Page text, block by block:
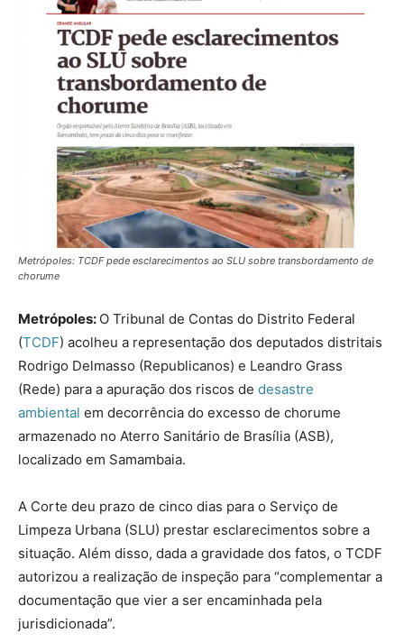
Metrópoles: TCDF pede esclarecimentos ao SLU sobre transbordamento de
chorume
Metrópoles: O Tribunal de Contas do Distrito Federal
(TCDF) acolheu a representação dos deputados distritais
Rodrigo Delmasso (Republicanos) e Leandro Grass
(Rede) para a apuração dos riscos de desastre
ambiental em decorrência do excesso de chorume
armazenado no Aterro Sanitário de Brasília (ASB),
localizado em Samambaia.
A Corte deu prazo de cinco dias para o Serviço de
Limpeza Urbana (SLU) prestar esclarecimentos sobre a
situação. Além disso, dada a gravidade dos fatos, o TCDF
autorizou a realização de inspeção para “complementar a
documentação que vier a ser encaminhada pela
jurisdicionada”.